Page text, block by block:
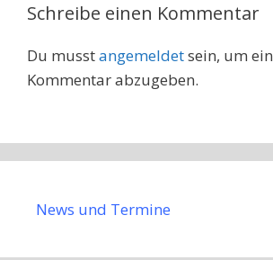
Schreibe einen Kommentar
Du musstangemeldetsein, um
Kommentar abzugeben.
News und Termine